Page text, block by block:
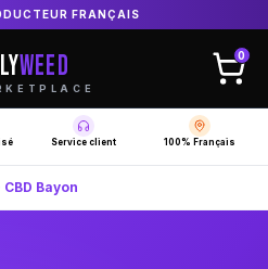
SELON PRODUCTEUR
WEED 0
Service client 100% Français
CBD Bayon